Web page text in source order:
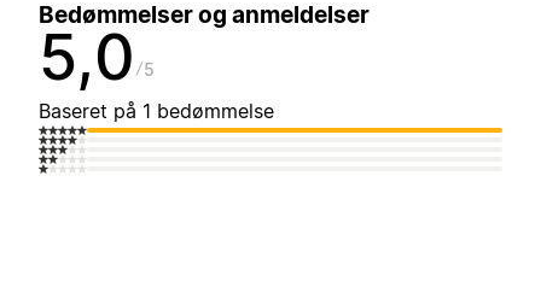
Bedømmelser og anmeldelser
5,0 5
Baseret på 1 bedømmelse